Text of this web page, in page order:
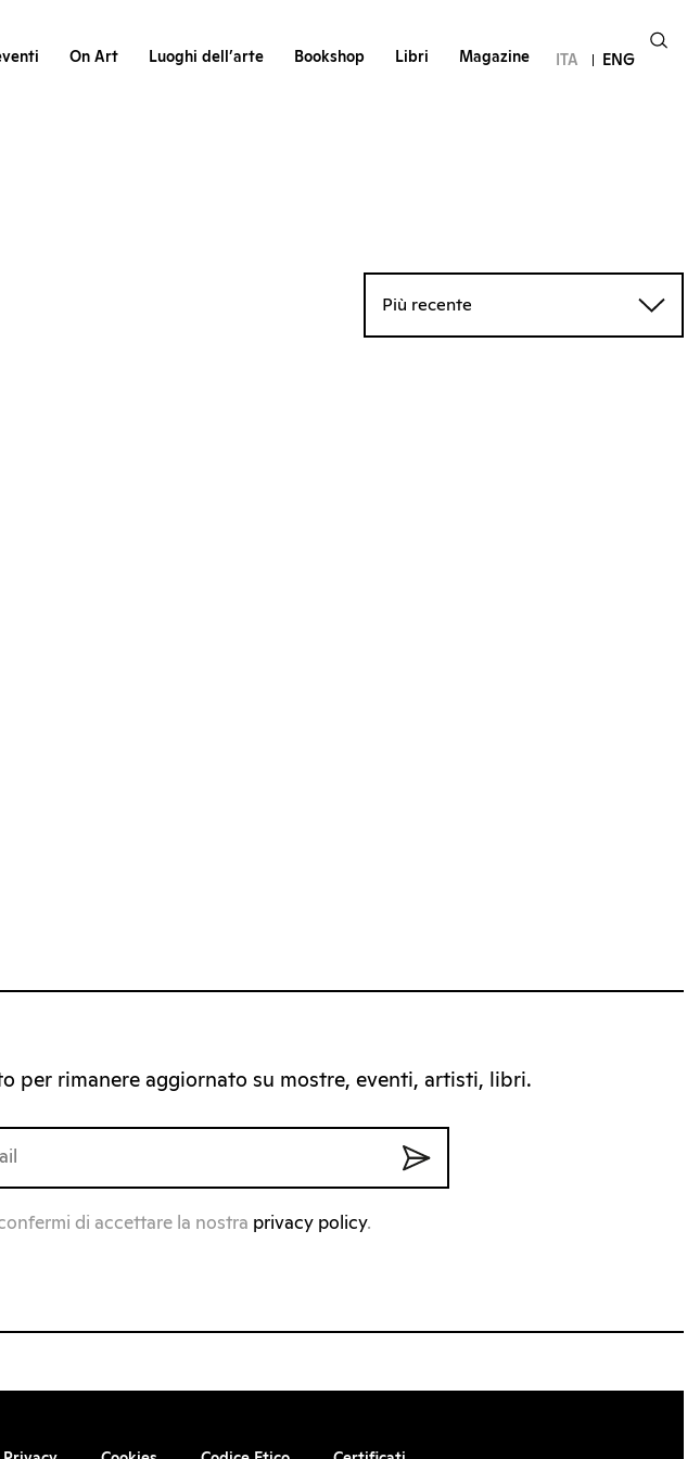
On Art Luoghi dell’arte Bookshop Libri Magazine ITA ENG
Più recente
per rimanere aggiornato su mostre, eventi, artisti, libri.
di accettare la nostra privacy policy.